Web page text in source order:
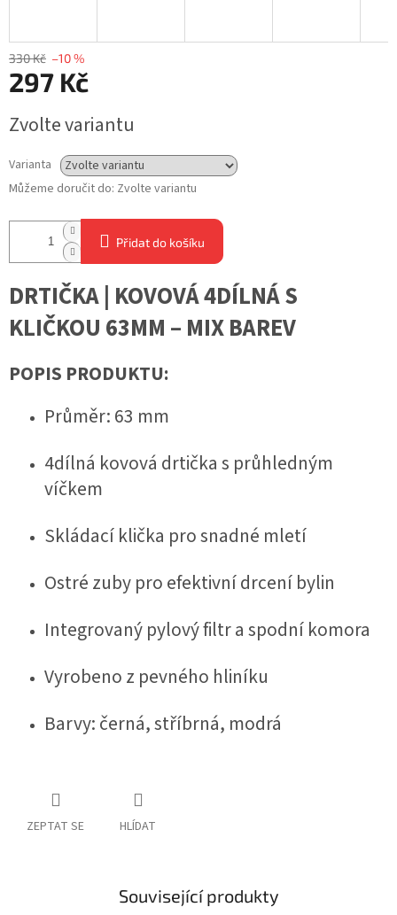
330 Kč –10 %
297 Kč
cena:
Zvolte variantu
Varianta
Můžeme doručit do: Zvolte variantu
Přidat do košíku
DRTIČKA | KOVOVÁ 4DÍLNÁ S
KLIČKOU 63MM – MIX BAREV
POPIS PRODUKTU:
Průměr: 63 mm
4dílná kovová drtička s průhledným
víčkem
Skládací klička pro snadné mletí
Ostré zuby pro efektivní drcení bylin
Integrovaný pylový filtr a spodní komora
Vyrobeno z pevného hliníku
Barvy: černá, stříbrná, modrá
ZEPTAT SE HLÍDAT
Související produkty